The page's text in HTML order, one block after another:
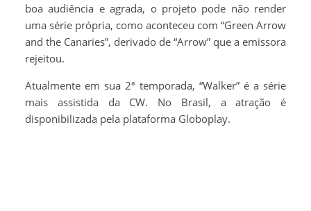
boa audiência e agrada, o projeto pode não render
uma série própria, como aconteceu com “Green Arrow
and the Canaries”, derivado de “Arrow” que a emissora
rejeitou.
Atualmente em sua 2ª temporada, “Walker” é a série
mais assistida da CW. No Brasil, a atração é
disponibilizada pela plataforma Globoplay.